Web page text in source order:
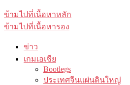
ข้ามไปที่เนื้อหาหลัก
ข้ามไปที่เนื้อหารอง
ข่าว
เกมเอเชีย
Bootlegs
ประเทศจีนแผ่นดินใหญ่